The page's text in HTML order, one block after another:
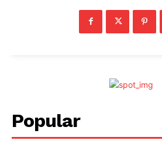
Popular